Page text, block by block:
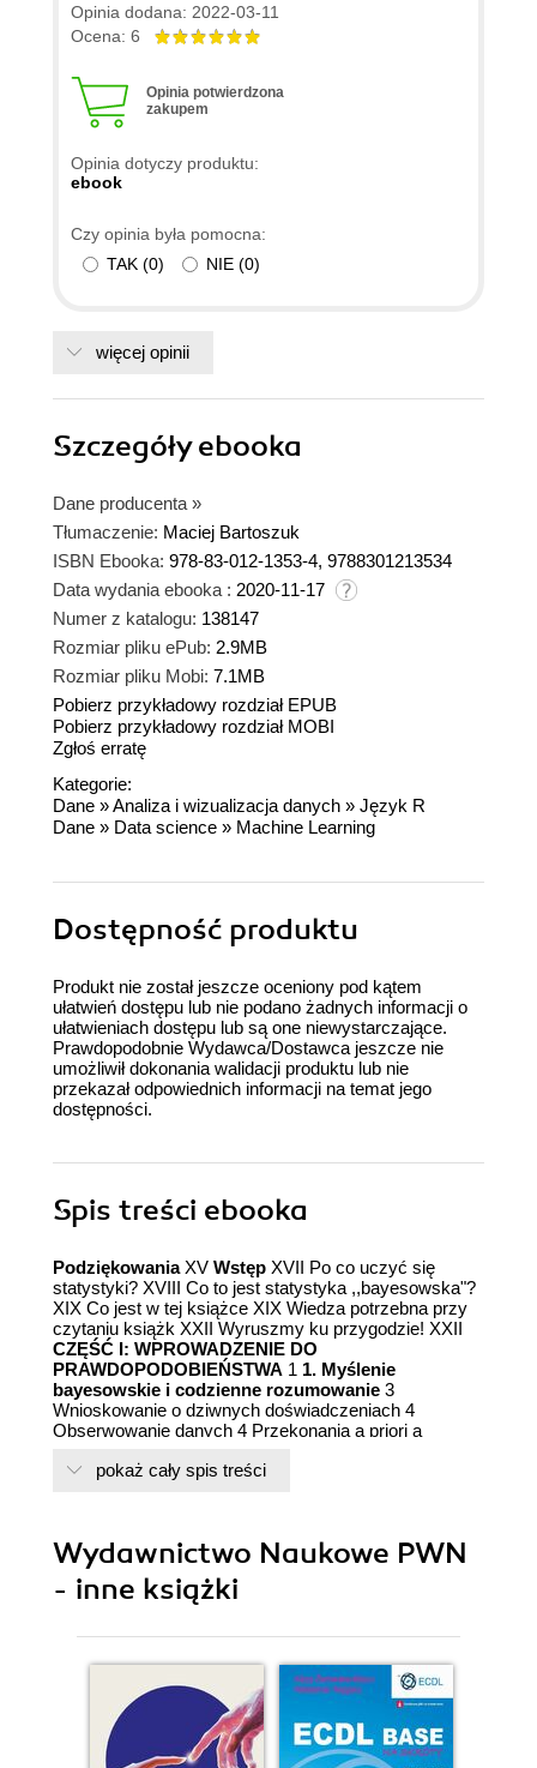
Opinia dodana: 2022-03-11
Ocena: 6
Opinia potwierdzona
zakupem
Opinia dotyczy produktu:
ebook
Czy opinia była pomocna:
TAK (0) NIE (0)
więcej opinii
Szczegółyebooka
Dane producenta »
Tłumaczenie: Maciej Bartoszuk
ISBN Ebooka: 978-83-012-1353-4, 9788301213534
Data wydania ebooka : 2020-11-17
Numer z katalogu: 138147
Rozmiar pliku ePub: 2.9MB
Rozmiar pliku Mobi: 7.1MB
Pobierz przykładowy rozdział EPUB
Pobierz przykładowy rozdział MOBI
Zgłoś erratę
Kategorie:
Dane »Analiza i wizualizacja danych » Język R
Dane » Data science » Machine Learning
Dostępność produktu
Produkt nie został jeszcze oceniony pod kątem
ułatwień dostępu lub nie podano żadnych informacji o
ułatwieniach dostępu lub są one niewystarczające.
Prawdopodobnie Wydawca/Dostawca jeszcze nie
umożliwił dokonania walidacji produktu lub nie
przekazał odpowiednich informacji na temat jego
dostępności.
Spis treści ebooka
PodziękowaniaXV Wstęp XVII Po co uczyć się
statystyki? XVIII Co to jest statystyka ,,bayesowska"?
XIX Co jest w tej książce XIX Wiedza potrzebna przy
czytaniu książk XXII Wyruszmy ku przygodzie! XXII
CZĘŚĆ I: WPROWADZENIE DO
PRAWDOPODOBIEŃSTWA 1 1. Myślenie
bayesowskie i codzienne rozumowanie 3
Wnioskowanie o dziwnych doświadczeniach 4
Obserwowanie danych 4 Przekonania a priori a
hipotezy 6 Napotykanie hipotez w codziennej mowie 8
podstawą danych 10 Podsumowanie 11 Ćwiczenia 11
2. Mierzenie niepewności
prawdopodobieństwo? 14 Obliczanie
zdarzeń 15 Obliczanie prawdopodobieństw jako
prawdopodobieństwa przy użyciu pojęcia szansy 17
Obliczanie prawdopodobieństw 17 Mierzenie
przekonań w rzucie monetą 18 Podsumowanie 19
Ćwiczenia 20
3. Logika niepewności21 Łączenie
prawdopodobieństw operatorem I 22 Rozwiązywanie
pokaż cały spis treści
Wydawnictwo Naukowe PWN
- inne książki